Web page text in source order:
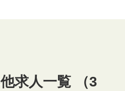
求人一覧 （3